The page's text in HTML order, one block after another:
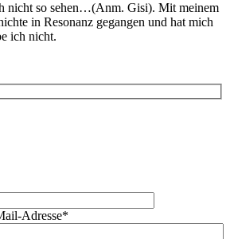
nicht so sehen…(Anm. Gisi). Mit meinem
in Resonanz gegangen und hat mich
ich nicht.
Adresse*